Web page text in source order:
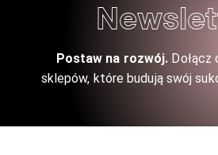
Postaw na rozwój. Dołącz
sklepów, które budują swój